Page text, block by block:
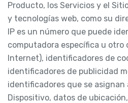
Producto, los Servicios y el
y tecnologías web, como su
IP es un número que puede
computadora específica u otro
Internet), identificadores de
identificadores de publicidad
identificadores que se
Dispositivo, datos de